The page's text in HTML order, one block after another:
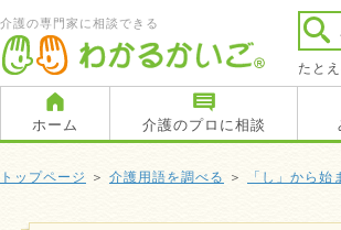
介護の専門家に相談できる
たと
ホーム 介護のプロに相談
トップページ ＞ 介護用語を調べる ＞ 「し」から始